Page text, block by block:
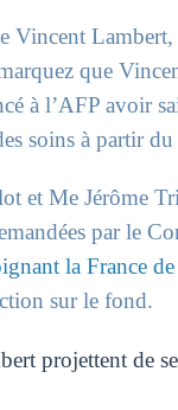
Vincent
que
à l’AFP avoir
soins à partir
et Me Jérôme
par le
la France
sur le fond.
projettent de